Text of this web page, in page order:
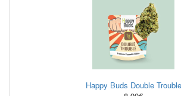
Happy Buds Double Trouble